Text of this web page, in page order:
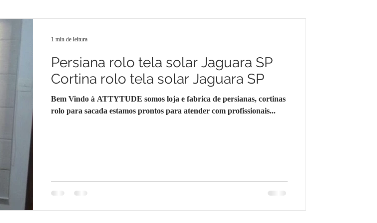
Persiana rolo tela solar Jaguara SP
Cortina rolo tela solar Jaguara SP
Bem Vindo à ATTYTUDE somos loja e fabrica de persianas, cortinas
rolo para sacada estamos prontos para atender com profissionais...
1 min de leitura